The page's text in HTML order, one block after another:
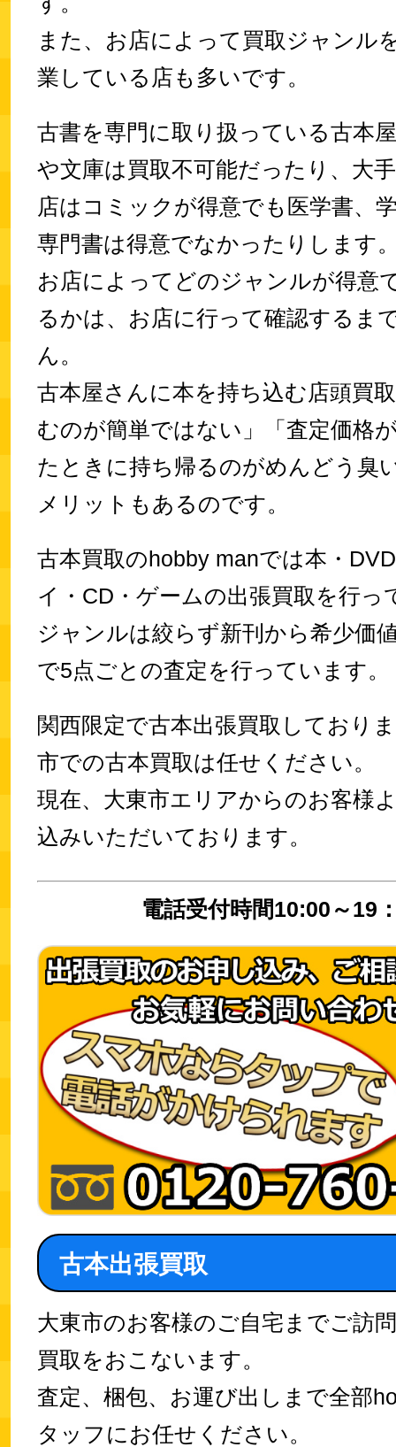
また、お店によって買取ジャンル
業している店も多いです。
古書を専門に取り扱っている古本
や文庫は買取不可能だったり、大
店はコミックが得意でも医学書、
専門書は得意でなかったりします
お店によってどのジャンルが得意
るかは、お店に行って確認するま
ん。
古本屋さんに本を持ち込む店頭買
むのが簡単ではない」「査定価格
たときに持ち帰るのがめんどう臭
メリットもあるのです。
古本買取のhobby manでは本・
イ・CD・ゲームの出張買取を行っ
ジャンルは絞らず新刊から希少価
で5点ごとの査定を行っています。
関西限定で古本出張買取しており
市での古本買取は任せください。
現在、大東市エリアからのお客様
込みいただいております。
電話受付時間10:00～19
古本出張買取
大東市のお客様のご自宅までご訪
買取をおこないます。
査定、梱包、お運び出しまで全部
タッフにお任せください。